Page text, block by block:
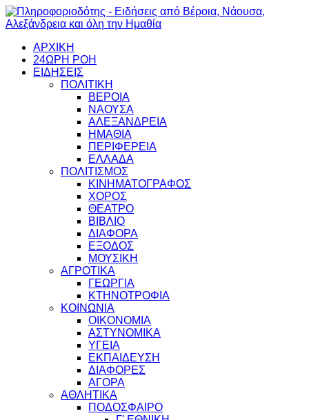
ΑΡΧΙΚΗ
24ΩΡΗ ΡΟΗ
ΕΙΔΗΣΕΙΣ
ΠΟΛΙΤΙΚΗ
ΒΕΡΟΙΑ
ΝΑΟΥΣΑ
ΑΛΕΞΑΝΔΡΕΙΑ
ΗΜΑΘΙΑ
ΠΕΡΙΦΕΡΕΙΑ
ΕΛΛΑΔΑ
ΠΟΛΙΤΙΣΜΟΣ
ΚΙΝΗΜΑΤΟΓΡΑΦΟΣ
ΧΟΡΟΣ
ΘΕΑΤΡΟ
ΒΙΒΛΙΟ
ΔΙΑΦΟΡΑ
ΕΞΟΔΟΣ
ΜΟΥΣΙΚΗ
ΑΓΡΟΤΙΚΑ
ΓΕΩΡΓΙΑ
ΚΤΗΝΟΤΡΟΦΙΑ
ΚΟΙΝΩΝΙΑ
ΟΙΚΟΝΟΜΙΑ
ΑΣΤΥΝΟΜΙΚΑ
ΥΓΕΙΑ
ΕΚΠΑΙΔΕΥΣΗ
ΔΙΑΦΟΡΕΣ
ΑΓΟΡΑ
ΑΘΛΗΤΙΚΑ
ΠΟΔΟΣΦΑΙΡΟ